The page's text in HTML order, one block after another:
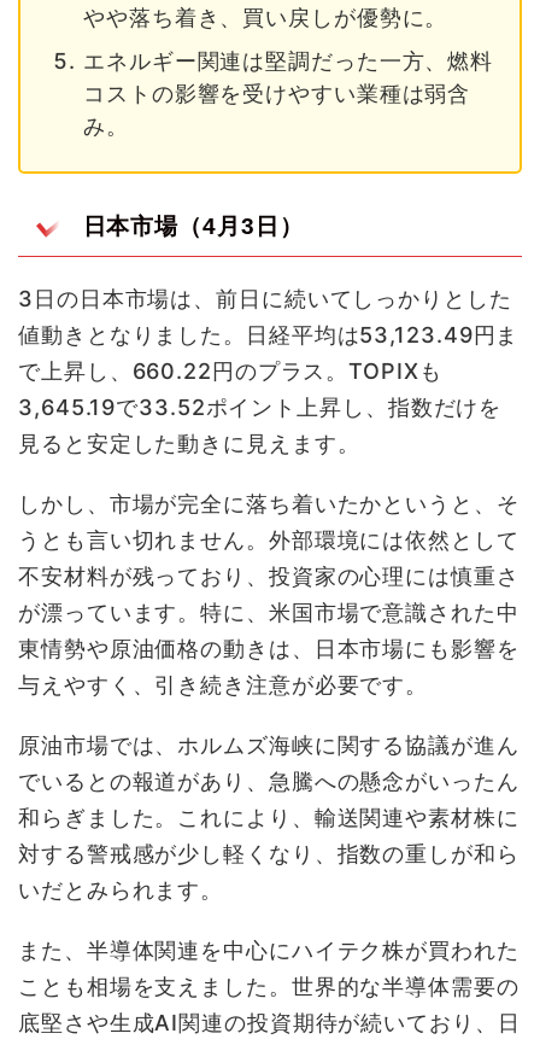
やや落ち着き、買い戻しが優勢に。
エネルギー関連は堅調だった一方、燃料
コストの影響を受けやすい業種は弱含
み。
日本市場（4月3日）
3日の日本市場は、前日に続いてしっかりとした
値動きとなりました。日経平均は53,123.49円ま
で上昇し、660.22円のプラス。TOPIXも
3,645.19で33.52ポイント上昇し、指数だけを
見ると安定した動きに見えます。
しかし、市場が完全に落ち着いたかというと、そ
うとも言い切れません。外部環境には依然として
不安材料が残っており、投資家の心理には慎重さ
が漂っています。特に、米国市場で意識された中
東情勢や原油価格の動きは、日本市場にも影響を
与えやすく、引き続き注意が必要です。
原油市場では、ホルムズ海峡に関する協議が進ん
でいるとの報道があり、急騰への懸念がいったん
和らぎました。これにより、輸送関連や素材株に
対する警戒感が少し軽くなり、指数の重しが和ら
いだとみられます。
また、半導体関連を中心にハイテク株が買われた
ことも相場を支えました。世界的な半導体需要の
底堅さや生成AI関連の投資期待が続いており、日